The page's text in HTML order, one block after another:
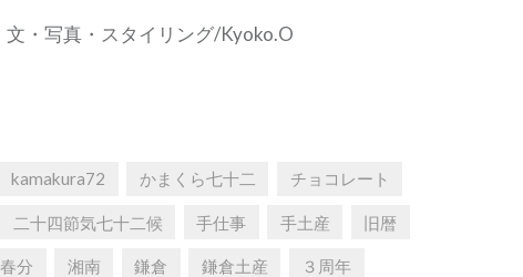
文・写真・スタイリング/Kyoko.O
kamakura72 かまくら七十二 チョコレート
二十四節気七十二候 手仕事 手土産 旧暦
春分 湘南 鎌倉 鎌倉土産 ３周年